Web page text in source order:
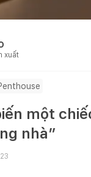
xuất
một
nhà”